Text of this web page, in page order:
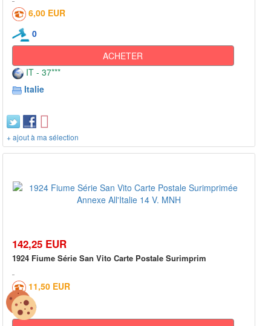
6,00 EUR
0
ACHETER
IT - 37***
Italie
+ ajout à ma sélection
142,25 EUR
1924 Fiume Série San Vito Carte Postale Surimprim
11,50 EUR
0